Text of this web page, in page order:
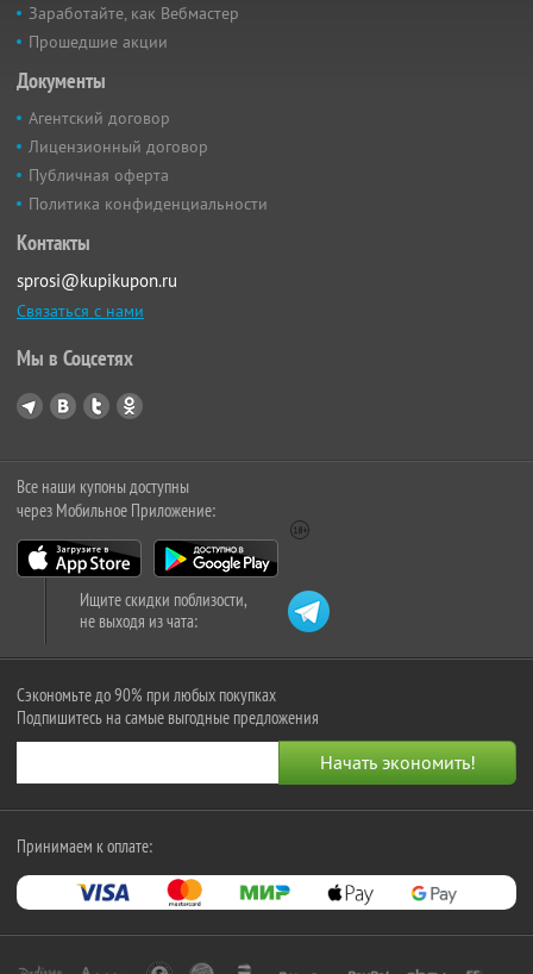
Заработайте, как Вебмастер
Прошедшие акции
Документы
Агентский договор
Лицензионный договор
Публичная оферта
Политика конфиденциальности
Контакты
sprosi@kupikupon.ru
Связаться с нами
Мы в Соцсетях
Все наши купоны доступны
через Мобильное Приложение:
Ищите скидки поблизости,
не выходя из чата:
Сэкономьте до 90% при любых покупках
Подпишитесь на самые выгодные предложения
Принимаем к оплате: